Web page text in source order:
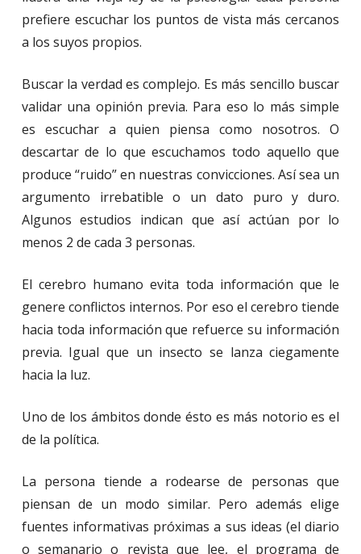
prefiere escuchar los puntos de vista más cercanos
a los suyos propios.
Buscar la verdad es complejo. Es más sencillo buscar
validar una opinión previa. Para eso lo más simple
es escuchar a quien piensa como nosotros. O
descartar de lo que escuchamos todo aquello que
produce “ruido” en nuestras convicciones. Así sea un
argumento irrebatible o un dato puro y duro.
Algunos estudios indican que así actúan por lo
menos 2 de cada 3 personas.
El cerebro humano evita toda información que le
genere conflictos internos. Por eso el cerebro tiende
hacia toda información que refuerce su información
previa. Igual que un insecto se lanza ciegamente
hacia la luz.
Uno de los ámbitos donde ésto es más notorio es el
de la política.
La persona tiende a rodearse de personas que
piensan de un modo similar. Pero además elige
fuentes informativas próximas a sus ideas (el diario
o semanario o revista que lee, el programa de